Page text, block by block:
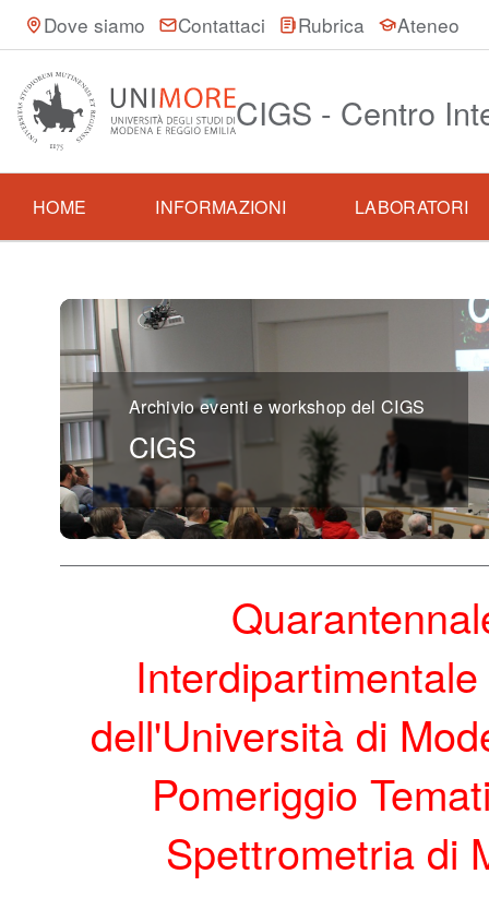
Dove siamo Contattaci Rubrica Ateneo
CIGS - Centro
HOME INFORMAZIONI LABORATORI
Archivio eventi e workshop del CIGS
CIGS
dell'Università di
Pomeriggio
Spettrometria di